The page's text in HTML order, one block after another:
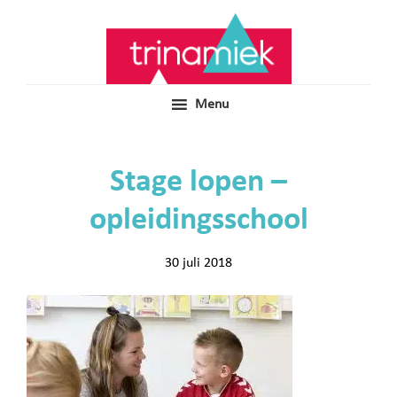
Menu
Stage lopen –
opleidingsschool
30 juli 2018